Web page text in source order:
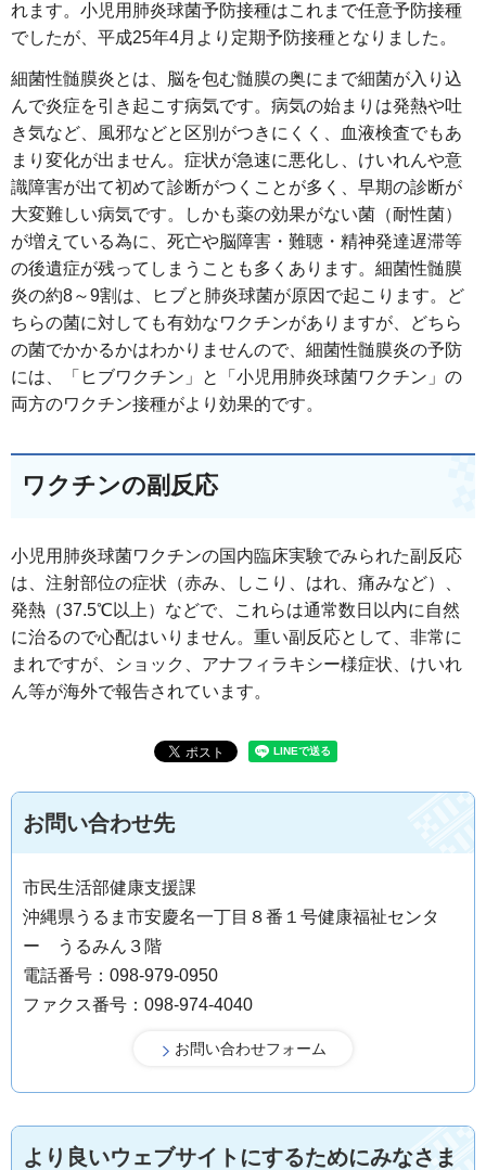
れます。小児用肺炎球菌予防接種はこれまで任意予防接種
でしたが、平成25年4月より定期予防接種となりました。
細菌性髄膜炎とは、脳を包む髄膜の奥にまで細菌が入り込
んで炎症を引き起こす病気です。病気の始まりは発熱や吐
き気など、風邪などと区別がつきにくく、血液検査でもあ
まり変化が出ません。症状が急速に悪化し、けいれんや意
識障害が出て初めて診断がつくことが多く、早期の診断が
大変難しい病気です。しかも薬の効果がない菌（耐性菌）
が増えている為に、死亡や脳障害・難聴・精神発達遅滞等
の後遺症が残ってしまうことも多くあります。細菌性髄膜
炎の約8～9割は、ヒブと肺炎球菌が原因で起こります。ど
ちらの菌に対しても有効なワクチンがありますが、どちら
の菌でかかるかはわかりませんので、細菌性髄膜炎の予防
には、「ヒブワクチン」と「小児用肺炎球菌ワクチン」の
両方のワクチン接種がより効果的です。
ワクチンの副反応
小児用肺炎球菌ワクチンの国内臨床実験でみられた副反応
は、注射部位の症状（赤み、しこり、はれ、痛みなど）、
発熱（37.5℃以上）などで、これらは通常数日以内に自然
に治るので心配はいりません。重い副反応として、非常に
まれですが、ショック、アナフィラキシー様症状、けいれ
ん等が海外で報告されています。
お問い合わせ先
市民生活部健康支援課
沖縄県うるま市安慶名一丁目８番１号健康福祉センタ
ー うるみん３階
電話番号：098-979-0950
ファクス番号：098-974-4040
より良いウェブサイトにするためにみなさま